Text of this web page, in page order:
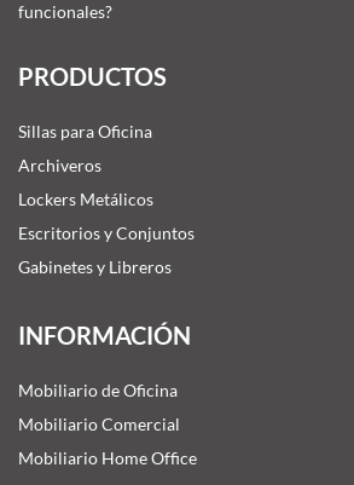
funcionales?
PRODUCTOS
Sillas para Oficina
Archiveros
Lockers Metálicos
Escritorios y Conjuntos
Gabinetes y Libreros
INFORMACIÓN
Mobiliario de Oficina
Mobiliario Comercial
Mobiliario Home Office